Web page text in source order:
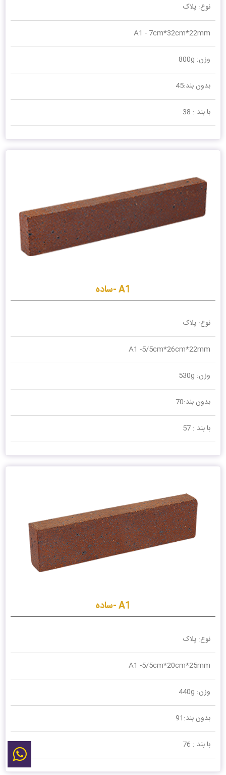
نوع: پلاک
A1 - 7cm*32cm*22mm
وزن: 800g
بدون بند:45
با بند : 38
A1 -ساده
نوع: پلاک
A1 -5/5cm*26cm*22mm
وزن: 530g
بدون بند:70
با بند : 57
A1 -ساده
نوع: پلاک
A1 -5/5cm*20cm*25mm
وزن: 440g
بدون بند:91
با بند : 76